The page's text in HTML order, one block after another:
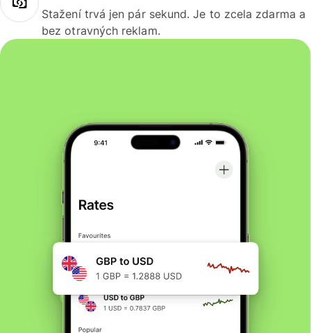
Stažení trvá jen pár sekund. Je to zcela zdarma a
bez otravných reklam.